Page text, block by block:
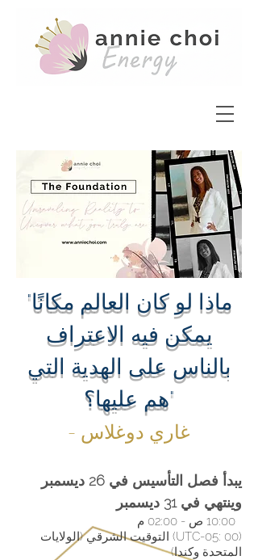
"ماذا لو كان العالم مكانًا
يمكن فيه الاعتراف
بالناس على الهدية التي
هم عليها؟"
- غاري دوغلاس
يبدأ فصل التأسيس في 26 ديسمبر
وينتهي في 31 ديسمبر
10:00 ص - 02:00 م
(UTC-05: 00) التوقيت الشرقي (الولايات
المتحدة وكندا)